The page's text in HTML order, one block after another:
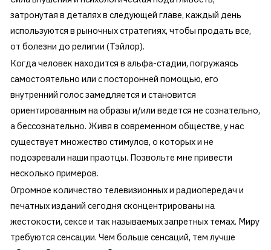
затронутая в деталях в следующей главе, каждый день
используются в рыночных стратегиях, чтобы продать все,
от болезни до религии (Тэйлор).
Когда человек находится в альфа-стадии, погружаясь
самостоятельно или с посторонней помощью, его
внутренний голос замедляется и становится
ориентированным на образы и/или ведется не сознательно,
а бессознательно. Живя в современном обществе, у нас
существует множество стимулов, о которых и не
подозревали наши праотцы. Позвольте мне привести
несколько примеров.
Огромное количество телевизионных и радиопередач и
печатных изданий сегодня сконцентрированы на
жестокости, сексе и так называемых запретных темах. Миру
требуются сенсации. Чем больше сенсаций, тем лучше